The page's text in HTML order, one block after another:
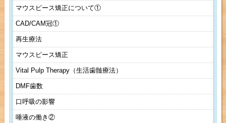
マウスピース矯正について①
CAD/CAM冠①
再生療法
マウスピース矯正
Vital Pulp Therapy（生活歯髄療法）
DMF歯数
口呼吸の影響
唾液の働き②